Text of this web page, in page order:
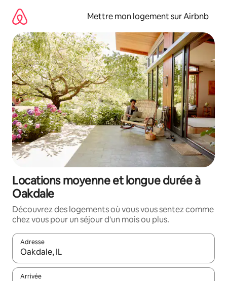
directement
contenu
Mettre mon logement sur Airbnb
Locations moyenne et longue durée à
Oakdale
Découvrez des logements où vous vous sentez comme
chez vous pour un séjour d'un mois ou plus.
Adresse
Lorsque les résultats s'affichent, utilisez les flèches vers le
Arrivée